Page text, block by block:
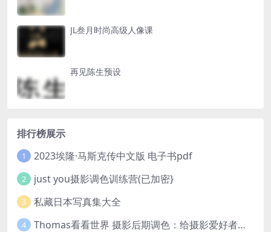
JL叁月时尚高级人像课
再见陈生预设
排行榜展示
1 2023埃隆·马斯克传中文版 电子书pdf
2 just you摄影调色训练营(已加密}
3 私藏日本写真集大全
4 Thomas看看世界 摄影后期调色：给摄影爱好者的色彩课 网盘下载